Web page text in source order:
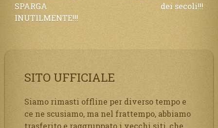
SPARGA
INUTILMENTE!!!
dei secoli!!!
SITO UFFICIALE
Siamo rimasti offline per diverso tempo e
ce ne scusiamo, ma nel frattempo, abbiamo
trasferito e raggruppato i vecchi siti, che